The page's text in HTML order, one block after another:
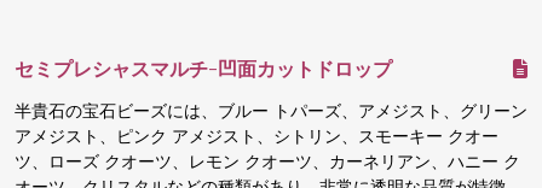
セミプレシャスマルチ-凹面カットドロップ
半貴石の宝石ビーズには、ブルー トパーズ、アメジスト、グリーン
アメジスト、ピンク アメジスト、シトリン、スモーキー クオー
ツ、ローズ クオーツ、レモン クオーツ、カーネリアン、ハニー ク